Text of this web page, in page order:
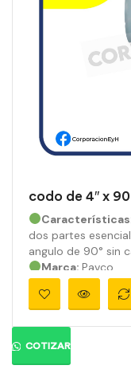
codo de 4″ x
Características
dos partes
angulo de 90° sin
Marca: Pavco
Material:PVC
Medidas:
Ángulo:90°
Presión:710 psi
Color:
COTIZAR